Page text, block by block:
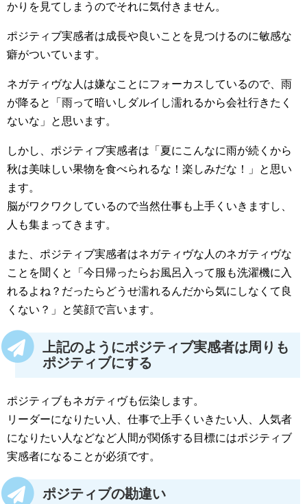
かりを見てしまうのでそれに気付きません。
ポジティブ実感者は成長や良いことを見つけるのに敏感な
癖がついています。
ネガティヴな人は嫌なことにフォーカスしているので、雨
が降ると「雨って暗いしダルイし濡れるから会社行きたく
ないな」と思います。
しかし、ポジティブ実感者は「夏にこんなに雨が続くから
秋は美味しい果物を食べられるな！楽しみだな！」と思い
ます。
脳がワクワクしているので当然仕事も上手くいきますし、
人も集まってきます。
また、ポジティブ実感者はネガティヴな人のネガティヴな
ことを聞くと「今日帰ったらお風呂入って服も洗濯機に入
れるよね？だったらどうせ濡れるんだから気にしなくて良
くない？」と笑顔で言います。
上記のようにポジティブ実感者は周りも
ポジティブにする
ポジティブもネガティヴも伝染します。
リーダーになりたい人、仕事で上手くいきたい人、人気者
になりたい人などなど人間が関係する目標にはポジティブ
実感者になることが必須です。
ポジティブの勘違い